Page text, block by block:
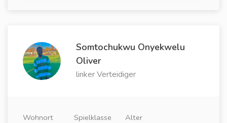
Somtochukwu Onyekwelu
Oliver
linker Verteidiger
Wohnort
Spielklasse
Alter